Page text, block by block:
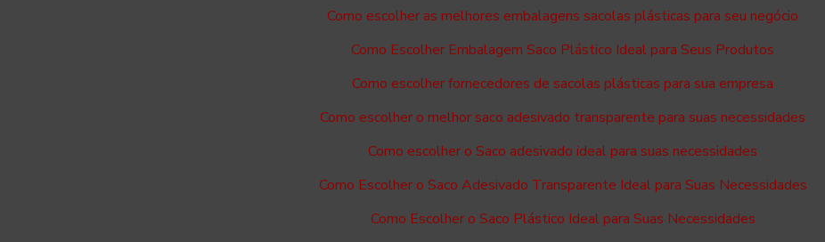
Como escolher as melhores embalagens sacolas plásticas para seu negócio
Como Escolher Embalagem Saco Plástico Ideal para Seus Produtos
Como escolher fornecedores de sacolas plásticas para sua empresa
Como escolher o melhor saco adesivado transparente para suas necessidades
Como escolher o Saco adesivado ideal para suas necessidades
Como Escolher o Saco Adesivado Transparente Ideal para Suas Necessidades
Como Escolher o Saco Plástico Ideal para Suas Necessidades